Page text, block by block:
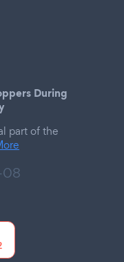
During
part of the